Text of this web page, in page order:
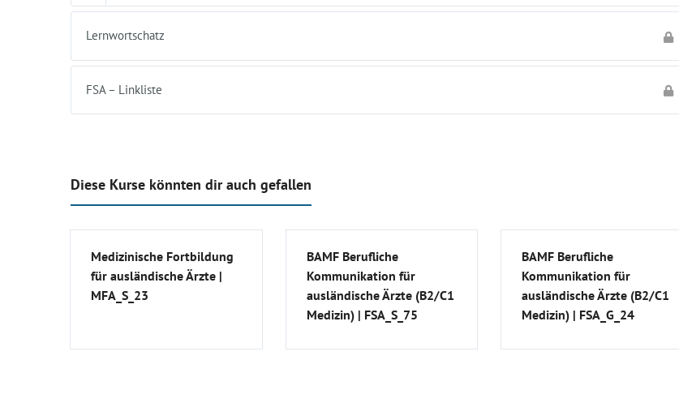
Lernwortschatz
FSA – Linkliste
Diese Kurse könnten dir auch gefallen
Medizinische Fortbildung
für ausländische Ärzte |
MFA_S_23
BAMF Berufliche
Kommunikation für
ausländische Ärzte (B2/C1
Medizin) | FSA_S_75
BAMF Berufliche
Kommunikation für
ausländische Ärzte (B2/C1
Medizin) | FSA_G_24